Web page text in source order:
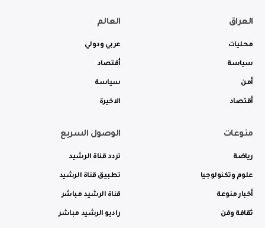
العراق
محليات
سياسة
أمن
أقتصاد
العالم
عربي ودولي
أقتصاد
سياسة
الاخيرة
منوعات
رياضة
علوم وتكنولوجيا
أخبار منوعة
ثقافة وفن
الوصول السريع
تردد قناة الرشيد
تطبيق قناة الرشيد
قناة الرشيد مباشر
راديو الرشيد مباشر